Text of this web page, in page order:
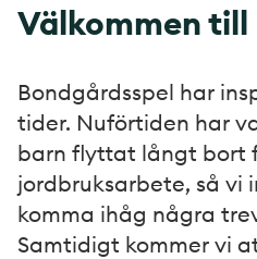
Välkommen
Bondgårdsspel har
tider. Nuförtiden har
barn flyttat långt bort
jordbruksarbete, så vi
komma ihåg några
Samtidigt kommer vi